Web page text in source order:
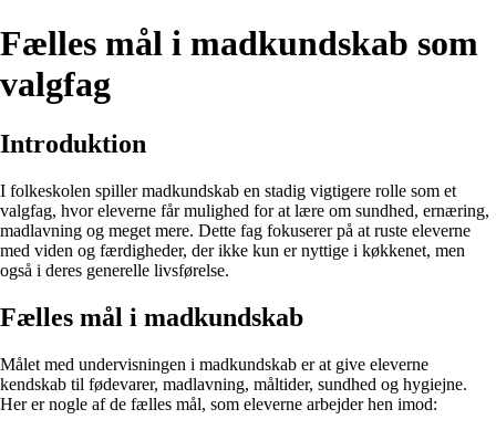
Fælles mål i madkundskab som
valgfag
Introduktion
I folkeskolen spiller madkundskab en stadig vigtigere rolle som et
valgfag, hvor eleverne får mulighed for at lære om sundhed, ernæring,
madlavning og meget mere. Dette fag fokuserer på at ruste eleverne
med viden og færdigheder, der ikke kun er nyttige i køkkenet, men
også i deres generelle livsførelse.
Fælles mål i madkundskab
Målet med undervisningen i madkundskab er at give eleverne
kendskab til fødevarer, madlavning, måltider, sundhed og hygiejne.
Her er nogle af de fælles mål, som eleverne arbejder hen imod: